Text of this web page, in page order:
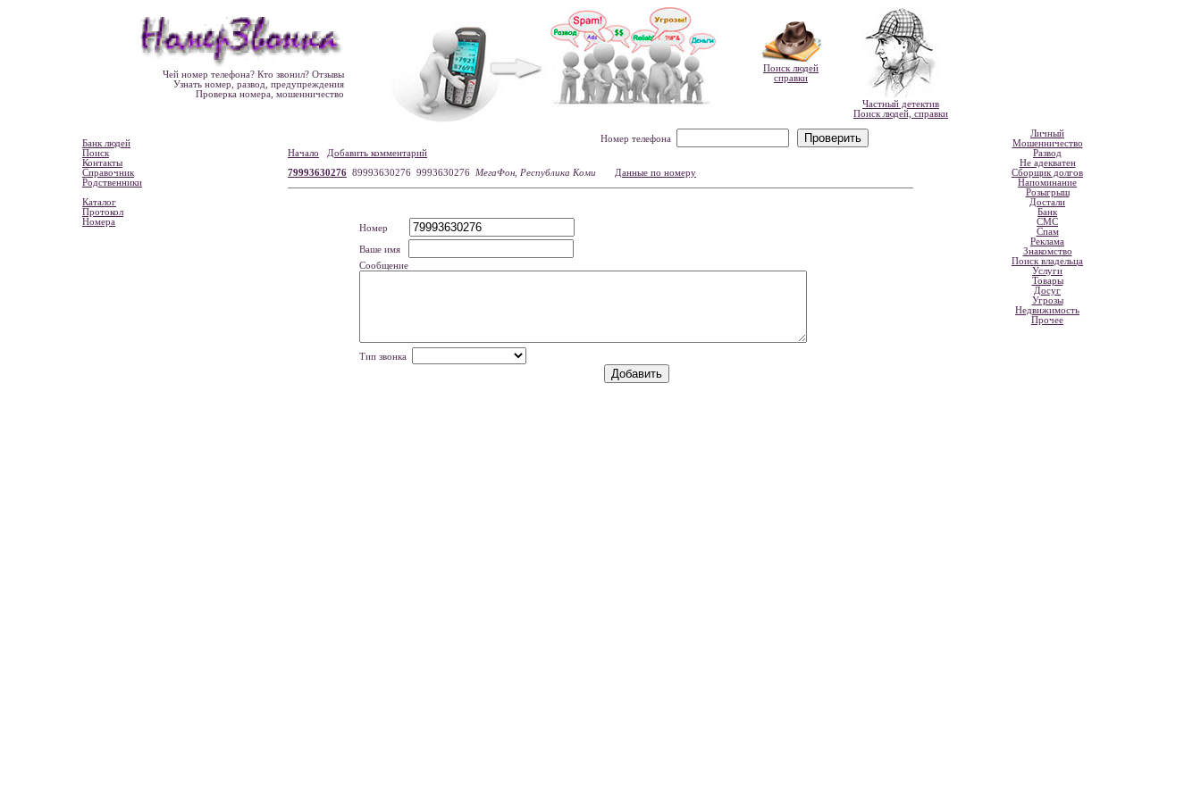
Чей номер телефона? Кто звонил? Отзывы
Узнать номер, развод, предупреждения
Проверка номера, мошенничество
Поиск людей
справки
Частный детектив
Поиск людей, справки
Банк людей
Поиск
Контакты
Справочник
Родственники
Каталог
Протокол
Номера
Номер телефона
Начало
Добавить комментарий
79993630276 89993630276 9993630276 МегаФон, Республика Коми Данные по номеру
Номер
Ваше имя
Сообщение
Тип звонка
Личный
Мошенничество
Развод
Не адекватен
Сборщик долгов
Напоминание
Розыгрыш
Достали
Банк
СМС
Спам
Реклама
Знакомство
Поиск владельца
Услуги
Товары
Досуг
Угрозы
Недвижимость
Прочее